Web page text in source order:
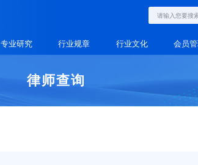
专业研究 行业规章 行业文化 会员
律师查询